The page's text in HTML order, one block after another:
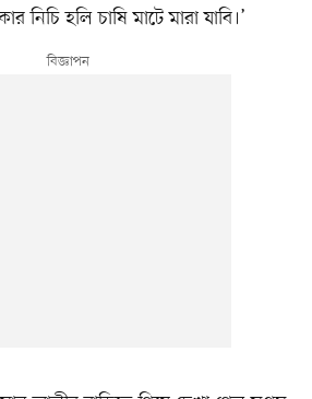
নিচি হলি চাষি মাটে মারা যাবি।’